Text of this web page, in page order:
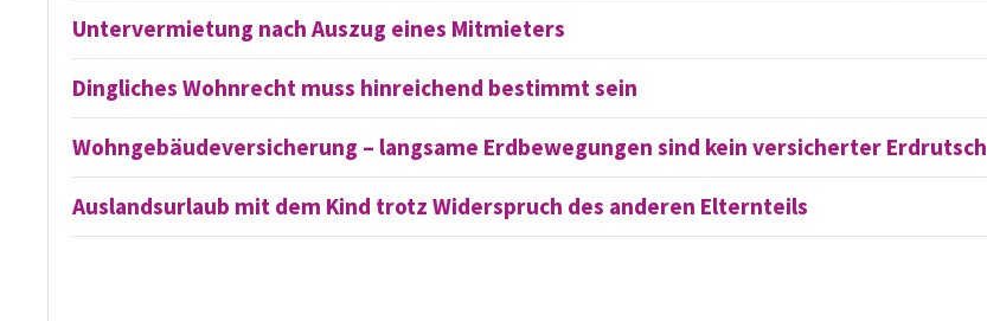
Untervermietung nach Auszug eines Mitmieters
Dingliches Wohnrecht muss hinreichend bestimmt sein
Wohngebäude­versicherung – langsame Erdbewegungen sind kein versicherter Erdrutsch
Auslandsurlaub mit dem Kind trotz Widerspruch des anderen Elternteils